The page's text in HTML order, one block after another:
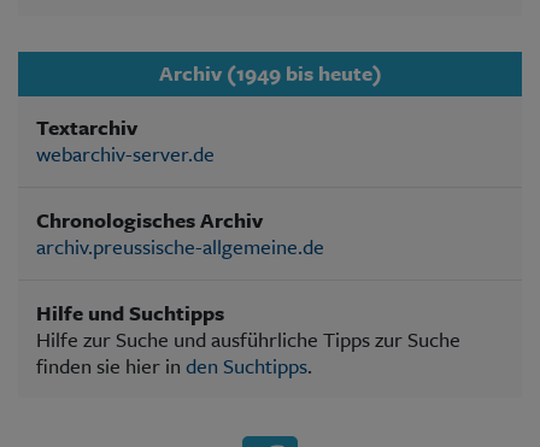
Archiv (1949 bis heute)
Textarchiv
webarchiv-server.de
Chronologisches Archiv
archiv.preussische-allgemeine.de
Hilfe und Suchtipps
Hilfe zur Suche und ausführliche Tipps zur Suche
finden sie hier in den Suchtipps.